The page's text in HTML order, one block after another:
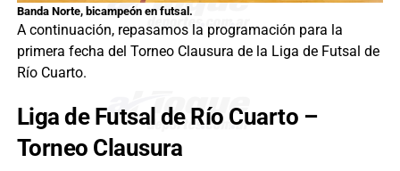
Banda Norte, bicampeón en futsal.
A continuación, repasamos la programación para la
primera fecha del Torneo Clausura de la Liga de Futsal de
Río Cuarto.
Liga de Futsal de Río Cuarto –
Torneo Clausura